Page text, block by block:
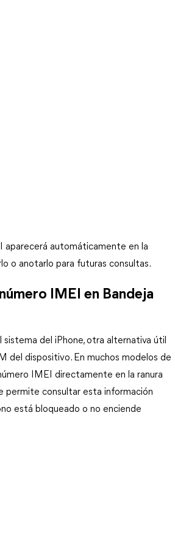
aparecerá automáticamente en la
o anotarlo para futuras consultas.
IMEI en Bandeja
sistema del iPhone, otra alternativa útil
del dispositivo. En muchos modelos de
IMEI directamente en la ranura
permite consultar esta información
está bloqueado o no enciende